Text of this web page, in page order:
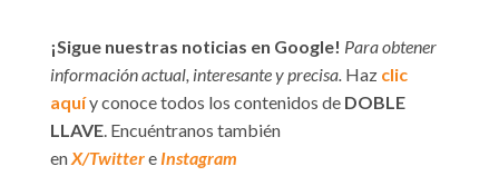
¡Sigue nuestras noticias en Google! Para obtener
información actual, interesante y precisa. Haz clic
aquíy conoce todos los contenidos de DOBLE
LLAVE. Encuéntranos también
enX/Twittere Instagram